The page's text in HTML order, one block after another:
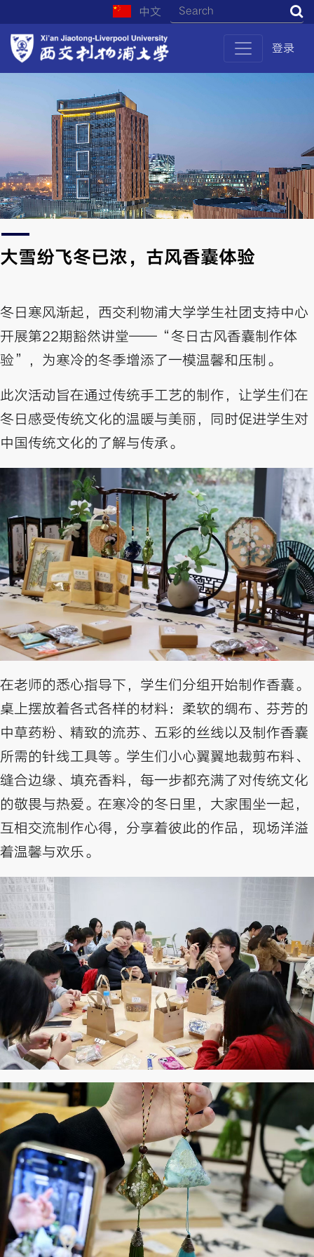
中文
登录
大雪纷飞冬已浓，古风香囊体验
冬日寒风渐起，西交利物浦大学学生社团支持中心
开展第22期豁然讲堂——“冬日古风香囊制作体
验”，为寒冷的冬季增添了一模温馨和压制。
此次活动旨在通过传统手工艺的制作，让学生们在
冬日感受传统文化的温暖与美丽，同时促进学生对
中国传统文化的了解与传承。
在老师的悉心指导下，学生们分组开始制作香囊。
桌上摆放着各式各样的材料：柔软的绸布、芬芳的
中草药粉、精致的流苏、五彩的丝线以及制作香囊
所需的针线工具等。学生们小心翼翼地裁剪布料、
缝合边缘、填充香料，每一步都充满了对传统文化
的敬畏与热爱。在寒冷的冬日里，大家围坐一起，
互相交流制作心得，分享着彼此的作品，现场洋溢
着温馨与欢乐。